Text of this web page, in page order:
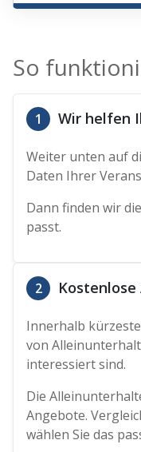
So
1 Wir helfen
Weiter unten auf
Daten Ihrer
Dann finden wir
passt.
2
Innerhalb
von
interessiert sind.
Die
Angebote.
wählen Sie das